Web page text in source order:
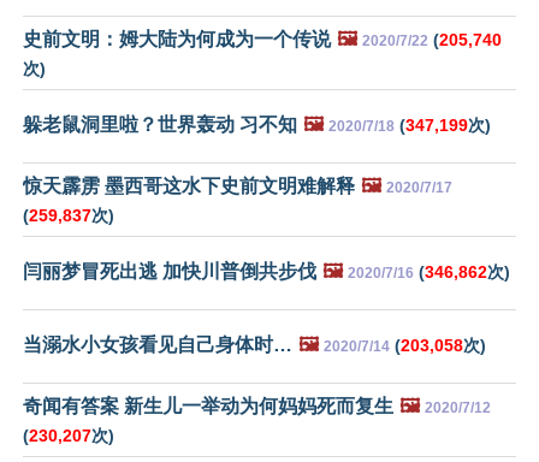
史前文明：姆大陆为何成为一个传说 🖼️ 2020/7/22 (205,740
次)
躲老鼠洞里啦？世界轰动 习不知 🖼️ 2020/7/18 (347,199次)
惊天霹雳 墨西哥这水下史前文明难解释 🖼️ 2020/7/17
(259,837次)
闫丽梦冒死出逃 加快川普倒共步伐 🖼️ 2020/7/16 (346,862次)
当溺水小女孩看见自己身体时… 🖼️ 2020/7/14 (203,058次)
奇闻有答案 新生儿一举动为何妈妈死而复生 🖼️ 2020/7/12
(230,207次)